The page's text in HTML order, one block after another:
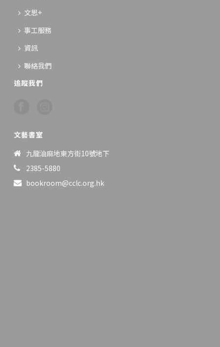
文思+
事工服務
資訊
聯絡我們
追蹤我們
文藝書室
九龍油麻地東方街10號地下
2385-5880
bookroom@cclc.org.hk